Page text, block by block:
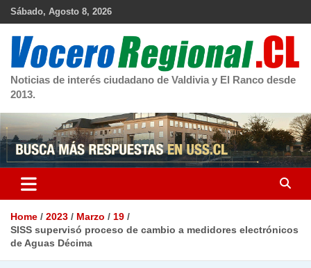
Skip
Sábado, Agosto 8, 2026
Noticias de interés ciudadano de Valdivia y El Ranco desde
2013.
Home 2023 Marzo
19
SISS supervisó proceso de cambio a medidores electrónicos
de Aguas Décima